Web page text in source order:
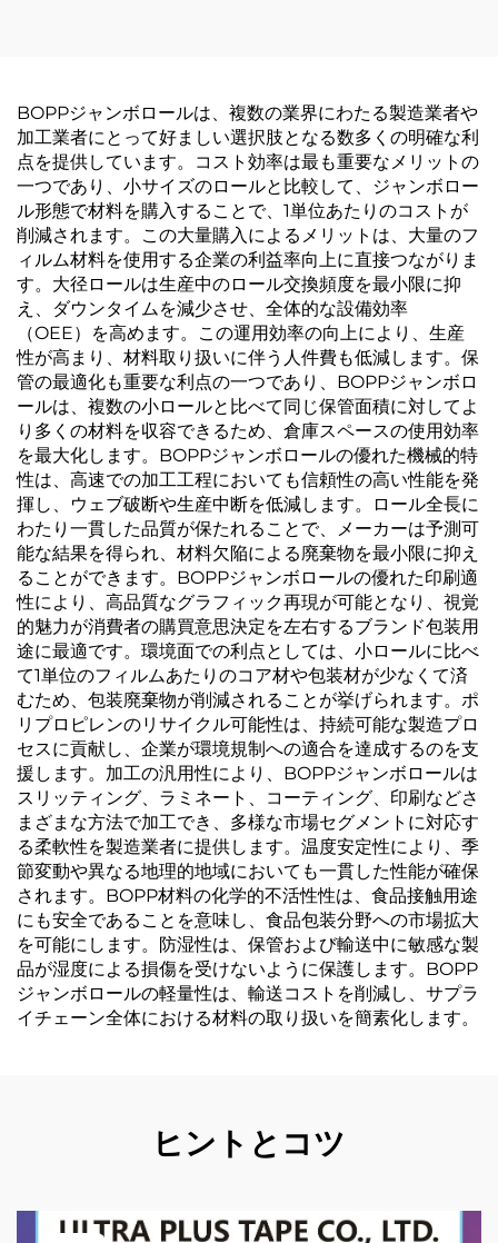
BOPPジャンボロールは、複数の業界にわたる製造業者や
加工業者にとって好ましい選択肢となる数多くの明確な利
点を提供しています。コスト効率は最も重要なメリットの
一つであり、小サイズのロールと比較して、ジャンボロー
ル形態で材料を購入することで、1単位あたりのコストが
削減されます。この大量購入によるメリットは、大量のフ
ィルム材料を使用する企業の利益率向上に直接つながりま
す。大径ロールは生産中のロール交換頻度を最小限に抑
え、ダウンタイムを減少させ、全体的な設備効率
（OEE）を高めます。この運用効率の向上により、生産
性が高まり、材料取り扱いに伴う人件費も低減します。保
管の最適化も重要な利点の一つであり、BOPPジャンボロ
ールは、複数の小ロールと比べて同じ保管面積に対してよ
り多くの材料を収容できるため、倉庫スペースの使用効率
を最大化します。BOPPジャンボロールの優れた機械的特
性は、高速での加工工程においても信頼性の高い性能を発
揮し、ウェブ破断や生産中断を低減します。ロール全長に
わたり一貫した品質が保たれることで、メーカーは予測可
能な結果を得られ、材料欠陥による廃棄物を最小限に抑え
ることができます。BOPPジャンボロールの優れた印刷適
性により、高品質なグラフィック再現が可能となり、視覚
的魅力が消費者の購買意思決定を左右するブランド包装用
途に最適です。環境面での利点としては、小ロールに比べ
て1単位のフィルムあたりのコア材や包装材が少なくて済
むため、包装廃棄物が削減されることが挙げられます。ポ
リプロピレンのリサイクル可能性は、持続可能な製造プロ
セスに貢献し、企業が環境規制への適合を達成するのを支
援します。加工の汎用性により、BOPPジャンボロールは
スリッティング、ラミネート、コーティング、印刷などさ
まざまな方法で加工でき、多様な市場セグメントに対応す
る柔軟性を製造業者に提供します。温度安定性により、季
節変動や異なる地理的地域においても一貫した性能が確保
されます。BOPP材料の化学的不活性性は、食品接触用途
にも安全であることを意味し、食品包装分野への市場拡大
を可能にします。防湿性は、保管および輸送中に敏感な製
品が湿度による損傷を受けないように保護します。BOPP
ジャンボロールの軽量性は、輸送コストを削減し、サプラ
イチェーン全体における材料の取り扱いを簡素化します。
ヒントとコツ